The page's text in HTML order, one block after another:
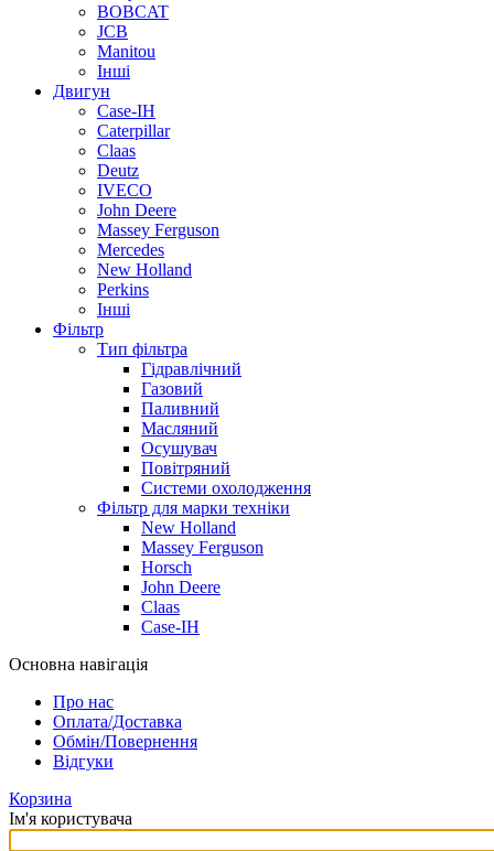
BOBCAT
JCB
Manitou
Інші
Двигун
Case-IH
Caterpillar
Claas
Deutz
IVECO
John Deere
Massey Ferguson
Mercedes
New Holland
Perkins
Інші
Фільтр
Тип фільтра
Гідравлічний
Газовий
Паливний
Масляний
Осушувач
Повітряний
Системи охолодження
Фільтр для марки техніки
New Holland
Massey Ferguson
Horsch
John Deere
Claas
Case-IH
Основна навігація
Про нас
Оплата/Доставка
Обмін/Повернення
Відгуки
Корзина
Ім'я користувача